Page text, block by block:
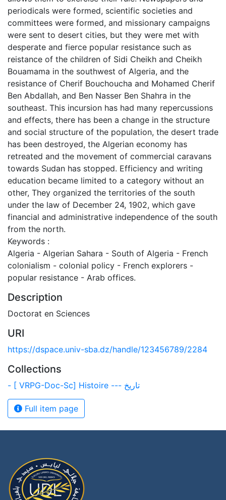
periodicals were formed, scientific societies and
committees were formed, and missionary campaigns
were sent to desert cities, but they were met with
desperate and fierce popular resistance such as
reistance of the children of Sidi Cheikh and Cheikh
Bouamama in the southwest of Algeria, and the
resistance of Cherif Bouchoucha and Mohamed Cherif
Ben Abdallah, and Ben Nasser Ben Shahra in the
southeast. This incursion has had many repercussions
and effects, there has been a change in the structure
and social structure of the population, the desert trade
has been destroyed, the Algerian economy has
retreated and the movement of commercial caravans
towards Sudan has stopped. Efficiency and writing
education became limited to a category without an
other, They organized the territories of the south
under the law of December 24, 1902, which gave
financial and administrative independence of the south
from the north.
Keywords :
Algeria - Algerian Sahara - South of Algeria - French
colonialism - colonial policy - French explorers -
popular resistance - Arab offices.
Description
Doctorat en Sciences
URI
https://dspace.univ-sba.dz/handle/123456789/2284
Collections
- [ VRPG-Doc-Sc] Histoire --- تاريخ
Full item page